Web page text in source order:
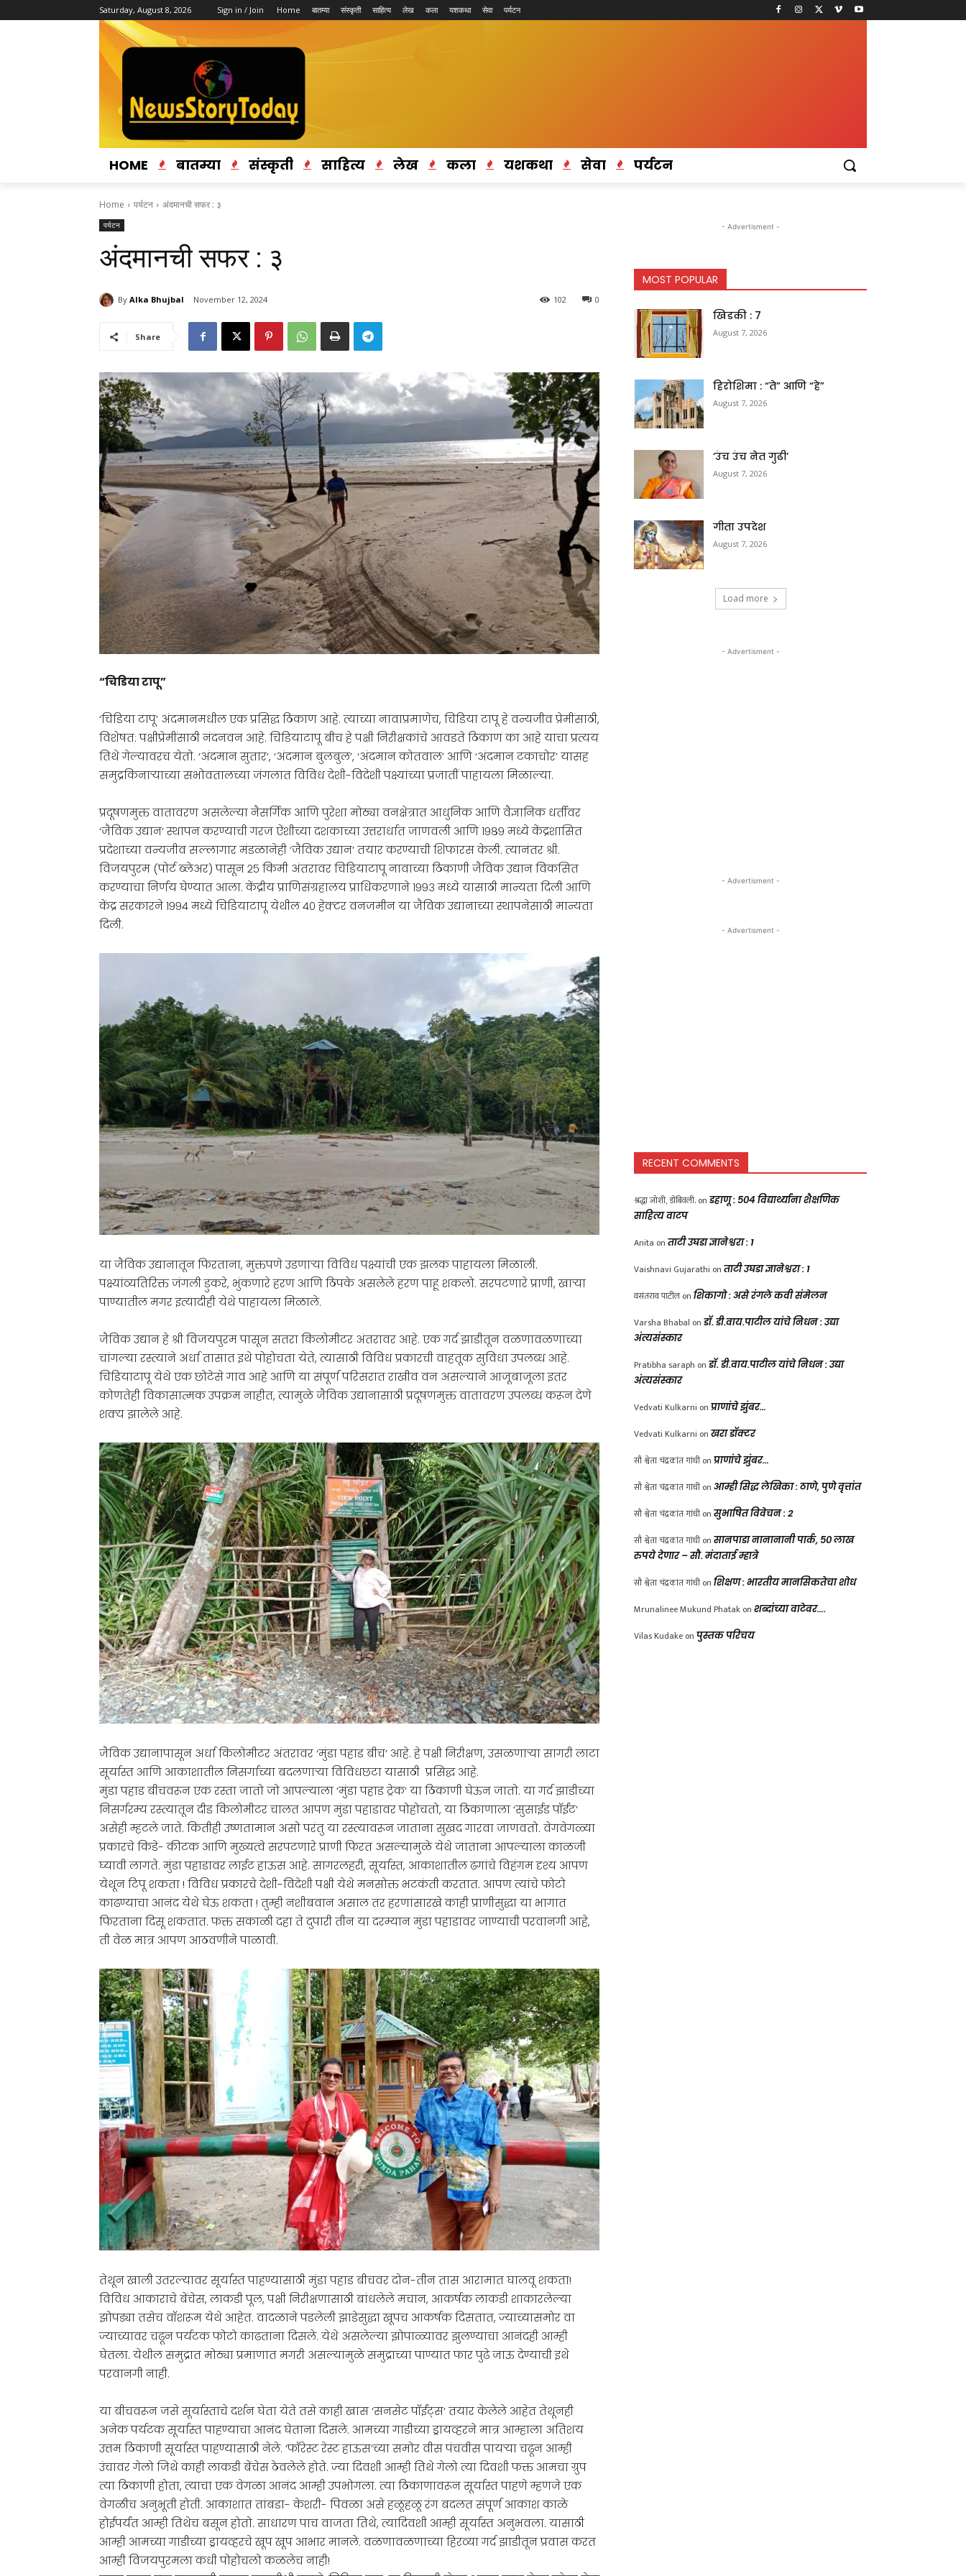
Saturday, August 8, 2026 Sign in / Join Home बातम्या संस्कृती साहित्य लेख कला यशकथा सेवा पर्यटन
HOME बातम्या संस्कृती साहित्य लेख कला यशकथा सेवा पर्यटन
Home पर्यटन अंदमानची सफर : ३
पर्यटन
अंदमानची सफर : ३
By Alka Bhujbal November 12, 2024 0
102
Share
“चिडिया टापू”
‘चिडिया टापू’ अंदमानमधील एक प्रसिद्ध ठिकाण आहे. त्याच्या नावाप्रमाणेच, चिडिया टापू हे वन्यजीव प्रेमींसाठी,
विशेषत: पक्षीप्रेमींसाठी नंदनवन आहे. चिडियाटापू बीच हे पक्षी निरीक्षकांचे आवडते ठिकाण का आहे याचा प्रत्यय
तिथे गेल्यावरच येतो. ‘अंदमान सुतार’, ‘अंदमान बुलबुल’, ‘अंदमान कोतवाल’ आणि ‘अंदमान टकाचोर’ यासह
समुद्रकिनाऱ्याच्या सभोवतालच्या जंगलात विविध देशी-विदेशी पक्ष्यांच्या प्रजातीं पाहायला मिळाल्या.
प्रदूषणमुक्त वातावरण असलेल्या नैसर्गिक आणि पुरेशा मोठ्या वनक्षेत्रात आधुनिक आणि वैज्ञानिक धर्तीवर
‘जैविक उद्यान’ स्थापन करण्याची गरज ऐंशीच्या दशकाच्या उत्तरार्धात जाणवली आणि १९८९ मध्ये केंद्रशासित
प्रदेशाच्या वन्यजीव सल्लागार मंडळानेही ‘जैविक उद्यान’ तयार करण्याची शिफारस केली. त्यानंतर श्री.
विजयपुरम (पोर्ट ब्लेअर) पासून २५ किमी अंतरावर चिडियाटापू नावाच्या ठिकाणी जैविक उद्यान विकसित
करण्याचा निर्णय घेण्यात आला. केंद्रीय प्राणिसंग्रहालय प्राधिकरणाने १९९३ मध्ये यासाठी मान्यता दिली आणि
केंद्र सरकारने १९९४ मध्ये चिडियाटापू येथील ४० हेक्टर वनजमीन या जैविक उद्यानाच्या स्थापनेसाठी मान्यता
दिली.
या जैविक उद्यानातून फिरताना, मुक्तपणे उडणाऱ्या विविध पक्ष्यांची एक झलक पाहायला मिळाली.
पक्ष्यांव्यतिरिक्त जंगली डुकरे, भुंकणारे हरण आणि ठिपके असलेले हरण पाहू शकलो. सरपटणारे प्राणी, खाऱ्या
पाण्यातील मगर इत्यादीही येथे पाहायला मिळाले.
जैविक उद्यान हे श्री विजयपुरम पासून सतरा किलोमीटर अंतरावर आहे. एक गर्द झाडीतून वळणावळणाच्या
चांगल्या रस्त्याने अर्धा तासात इथे पोहोचता येते, त्यासाठी विविध प्रकारची वाहतूक सुविधा उपलब्ध आहे.
चिडियाटापू येथे एक छोटेसे गाव आहे आणि या संपूर्ण परिसरात राखीव वन असल्याने आजूबाजूला इतर
कोणतेही विकासात्मक उपक्रम नाहीत, त्यामुळे जैविक उद्यानासाठी प्रदूषणमुक्त वातावरण उपलब्ध करून देणे
शक्य झालेले आहे.
जैविक उद्यानापासून अर्धा किलोमीटर अंतरावर ‘मुंडा पहाड बीच’ आहे. हे पक्षी निरीक्षण, उसळणाऱ्या सागरी लाटा
सूर्यास्त आणि आकाशातील निसर्गाच्या बदलणाऱ्या विविधछटा यासाठी प्रसिद्ध आहे.
मुंडा पहाड बीचवरून एक रस्ता जातो जो आपल्याला ‘मुंडा पहाड ट्रेक’ या ठिकाणी घेऊन जातो. या गर्द झाडीच्या
निसर्गरम्य रस्त्यातून दीड किलोमीटर चालत आपण मुंडा पहाडावर पोहोचतो, या ठिकाणाला ‘सुसाईड पॉईंट’
असेही म्हटले जाते. कितीही उष्णतामान असो परंतु या रस्त्यावरून जाताना सुखद गारवा जाणवतो. वेगवेगळ्या
प्रकारचे किडे- कीटक आणि मुख्यत्वे सरपटणारे प्राणी फिरत असल्यामुळे येथे जाताना आपल्याला काळजी
घ्यावी लागते. मुंडा पहाडावर लाईट हाऊस आहे. सागरलहरी, सूर्यास्त, आकाशातील ढगांचे विहंगम दृश्य आपण
येथून टिपू शकता ! विविध प्रकारचे देशी-विदेशी पक्षी येथे मनसोक्त भटकंती करतात. आपण त्यांचे फोटो
काढण्याचा आनंद येथे घेऊ शकता ! तुम्ही नशीबवान असाल तर हरणांसारखे काही प्राणीसुद्धा या भागात
फिरताना दिसू शकतात. फक्त सकाळी दहा ते दुपारी तीन या दरम्यान मुंडा पहाडावर जाण्याची परवानगी आहे,
ती वेळ मात्र आपण आठवणीने पाळावी.
तेथून खाली उतरल्यावर सूर्यास्त पाहण्यासाठी मुंडा पहाड बीचवर दोन-तीन तास आरामात घालवू शकता!
विविध आकाराचे बेंचेस, लाकडी पूल, पक्षी निरीक्षणासाठी बांधलेले मचान, आकर्षक लाकडी शाकारलेल्या
झोपड्या तसेच वॉशरूम येथे आहेत. वादळाने पडलेली झाडेसुद्धा खूपच आकर्षक दिसतात, ज्याच्यासमोर वा
ज्याच्यावर चढून पर्यटक फोटो काढताना दिसले. येथे असलेल्या झोपाळ्यावर झुलण्याचा आनंदही आम्ही
घेतला. येथील समुद्रात मोठ्या प्रमाणात मगरी असल्यामुळे समुद्राच्या पाण्यात फार पुढे जाऊ देण्याची इथे
परवानगी नाही.
या बीचवरून जसे सूर्यास्ताचे दर्शन घेता येते तसे काही खास ‘सनसेट पॉईंट्स’ तयार केलेले आहेत तेथूनही
अनेक पर्यटक सूर्यास्त पाहण्याचा आनंद घेताना दिसले. आमच्या गाडीच्या ड्रायव्हरने मात्र आम्हाला अतिशय
उत्तम ठिकाणी सूर्यास्त पाहण्यासाठी नेले. ‘फॉरेस्ट रेस्ट हाऊस’च्या समोर वीस पंचवीस पायऱ्या चढून आम्ही
उंचावर गेलो जिथे काही लाकडी बेंचेस ठेवलेले होते. ज्या दिवशी आम्ही तिथे गेलो त्या दिवशी फक्त आमचा ग्रुप
त्या ठिकाणी होता, त्याचा एक वेगळा आनंद आम्ही उपभोगला. त्या ठिकाणावरून सूर्यास्त पाहणे म्हणजे एक
वेगळीच अनुभूती होती. आकाशात तांबडा- केशरी- पिवळा असे हळूहळू रंग बदलत संपूर्ण आकाश काळे
होईपर्यंत आम्ही तिथेच बसून होतो. साधारण पाच वाजता तिथे, त्यादिवशी आम्ही सूर्यास्त अनुभवला. यासाठी
आम्ही आमच्या गाडीच्या ड्रायव्हरचे खूप खूप आभार मानले. वळणावळणाच्या हिरव्या गर्द झाडीतून प्रवास करत
आम्ही विजयपुरमला कधी पोहोचलो कळलेच नाही!
- Advertisment -
MOST POPULAR
खिडकी : 7
August 7, 2026
हिरोशिमा : “ते” आणि “हे”
August 7, 2026
‘उंच उंच नेत गुढी’
August 7, 2026
गीता उपदेश
August 7, 2026
Load more
- Advertisment -
- Advertisment -
- Advertisment -
RECENT COMMENTS
श्रद्धा जोशी, डोंबिवली. on डहाणू : ५०४ विद्यार्थ्यांना शैक्षणिक
साहित्य वाटप
Anita on ताटी उघडा ज्ञानेश्वरा : 1
Vaishnavi Gujarathi on ताटी उघडा ज्ञानेश्वरा : 1
वसंतराव पाटील on शिकागो : असे रंगले कवी संमेलन
Varsha Bhabal on डॉ. डी.वाय.पाटील यांचे निधन : उद्या
अंत्यसंस्कार
Pratibha saraph on डॉ. डी.वाय.पाटील यांचे निधन : उद्या
अंत्यसंस्कार
Vedvati Kulkarni on प्राणांचे झुंबर…
Vedvati Kulkarni on खरा डॉक्टर
सौ श्वेता चंद्रकांत गांधी on प्राणांचे झुंबर…
सौ श्वेता चंद्रकांत गांधी on आम्ही सिद्ध लेखिका : ठाणे, पुणे वृत्तांत
सौ श्वेता चंद्रकांत गांधी on सुभाषित विवेचन : 2
सौ श्वेता चंद्रकांत गांधी on सानपाडा नानानानी पार्क, ५० लाख
रुपये देणार – सौ. मंदाताई म्हात्रे
सौ श्वेता चंद्रकांत गांधी on शिक्षण : भारतीय मानसिकतेचा शोध
Mrunalinee Mukund Phatak on शब्दांच्या वाटेवर….
Vilas Kudake on पुस्तक परिचय